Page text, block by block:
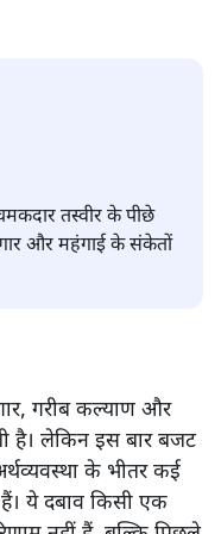
तस्वीर के पीछे
और महंगाई के संकेतों